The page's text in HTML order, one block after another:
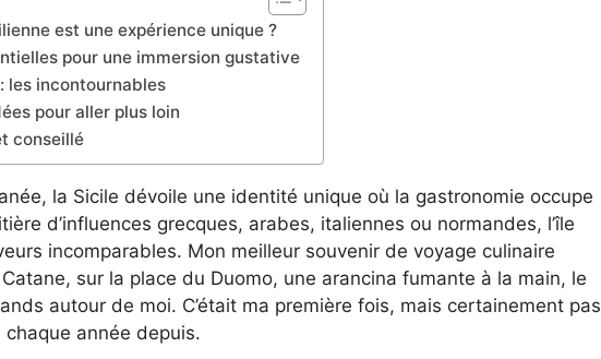
est une expérience unique ?
pour une immersion gustative
les incontournables
pour aller plus loin
conseillé
la Sicile dévoile une identité unique où la gastronomie occupe
d’influences grecques, arabes, italiennes ou normandes, l’île
incomparables. Mon meilleur souvenir de voyage culinaire
sur la place du Duomo, une arancina fumante à la main, le
autour de moi. C’était ma première fois, mais certainement pas
chaque année depuis.